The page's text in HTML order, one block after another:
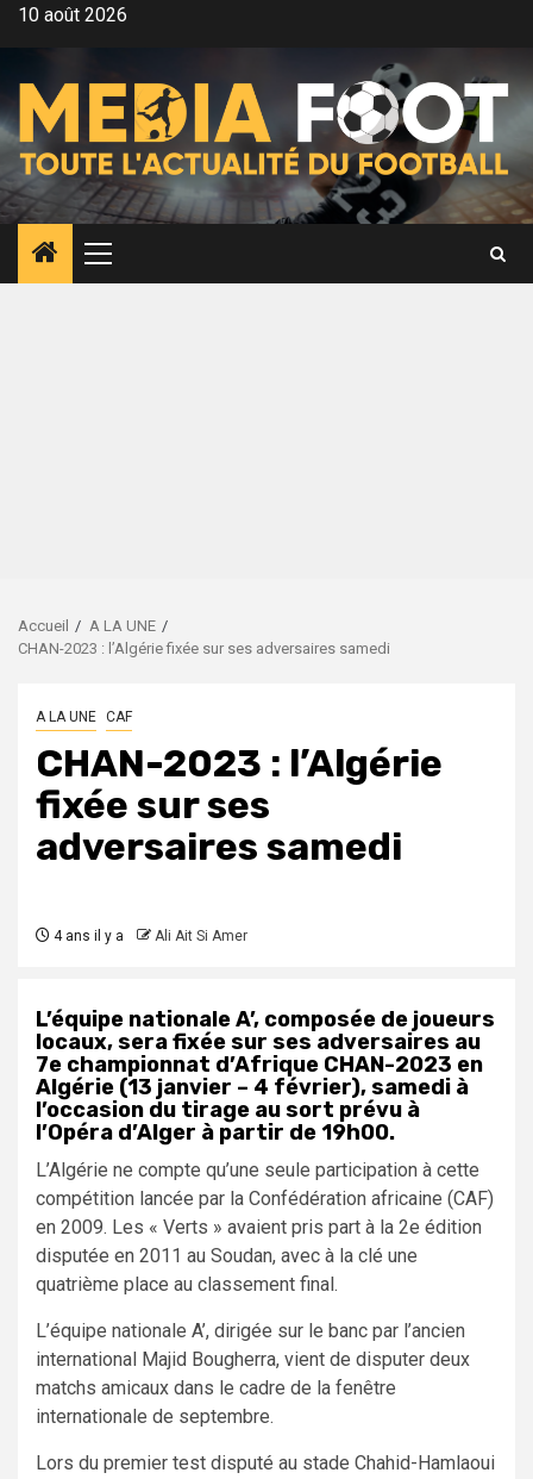
Aller10 août 2026
Menu
principal
Accueil
A LA UNE
CHAN-2023 : l’Algérie fixée sur ses adversaires samedi
A LA UNE CAF
CHAN-2023 : l’Algérie
fixée sur ses
adversaires samedi
4 ans il y a Ali Ait Si Amer
L’équipe nationale A’, composée de joueurs
locaux, sera fixée sur ses adversaires au
7e championnat d’Afrique CHAN-2023 en
Algérie (13 janvier – 4 février), samedi à
l’occasion du tirage au sort prévu à
l’Opéra d’Alger à partir de 19h00.
L’Algérie ne compte qu’une seule participation à cette
compétition lancée par la Confédération africaine (CAF)
en 2009. Les « Verts » avaient pris part à la 2e édition
disputée en 2011 au Soudan, avec à la clé une
quatrième place au classement final.
L’équipe nationale A’, dirigée sur le banc par l’ancien
international Majid Bougherra, vient de disputer deux
matchs amicaux dans le cadre de la fenêtre
internationale de septembre.
Lors du premier test disputé au stade Chahid-Hamlaoui